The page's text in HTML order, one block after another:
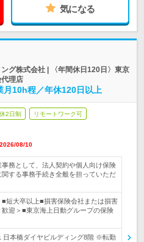
気になる
グ株式会社 | 〈年間休日120日〉東京
理店
月10h程／年休120日以上
2日制 リモートワーク可
2026/08/10
務として、法人契約や個人向け保険
関する事務手続き全般を担っていただ
短大卒以上■損害保険会社または損害
迎＞■東京海上日動グループの保険
日本橋ダイヤビルディング8階 ※転勤